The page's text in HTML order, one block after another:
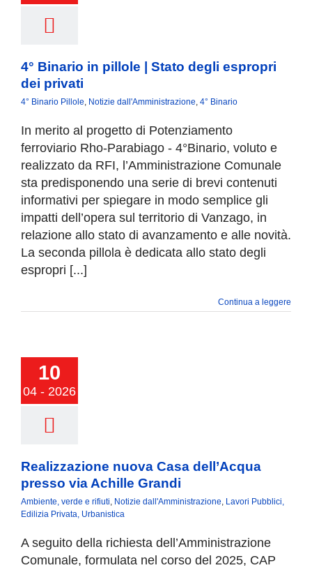
4° Binario in pillole | Stato degli espropri
dei privati
4° Binario Pillole, Notizie dall'Amministrazione, 4° Binario
In merito al progetto di Potenziamento
ferroviario Rho-Parabiago - 4°Binario, voluto e
realizzato da RFI, l’Amministrazione Comunale
sta predisponendo una serie di brevi contenuti
informativi per spiegare in modo semplice gli
impatti dell’opera sul territorio di Vanzago, in
relazione allo stato di avanzamento e alle novità.
La seconda pillola è dedicata allo stato degli
espropri [...]
Continua a leggere
10
04 - 2026
dell’Acqua
via Achille
Grandi
Realizzazione nuova Casa dell’Acqua
presso via Achille Grandi
Ambiente, verde e rifiuti, Notizie dall'Amministrazione, Lavori Pubblici,
Edilizia Privata, Urbanistica
A seguito della richiesta dell’Amministrazione
Comunale, formulata nel corso del 2025, CAP